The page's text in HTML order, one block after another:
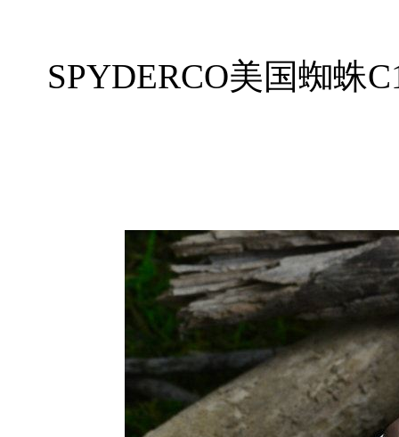
SPYDERCO美国蜘蛛